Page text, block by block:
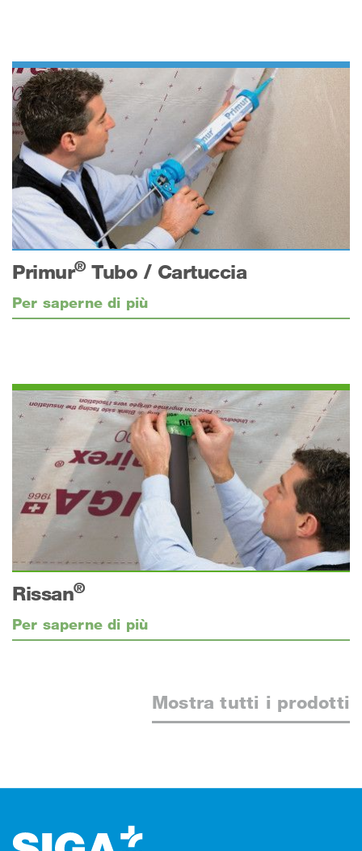
Primur®Tubo / Cartuccia
Per saperne di più
Rissan®
Per saperne di più
Mostra tutti i prodotti